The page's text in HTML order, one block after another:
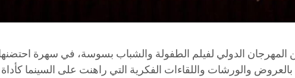
الدورة الخامسة عشرة من المهرجان الدولي لفيلم الطفولة والشباب بسوسة، في